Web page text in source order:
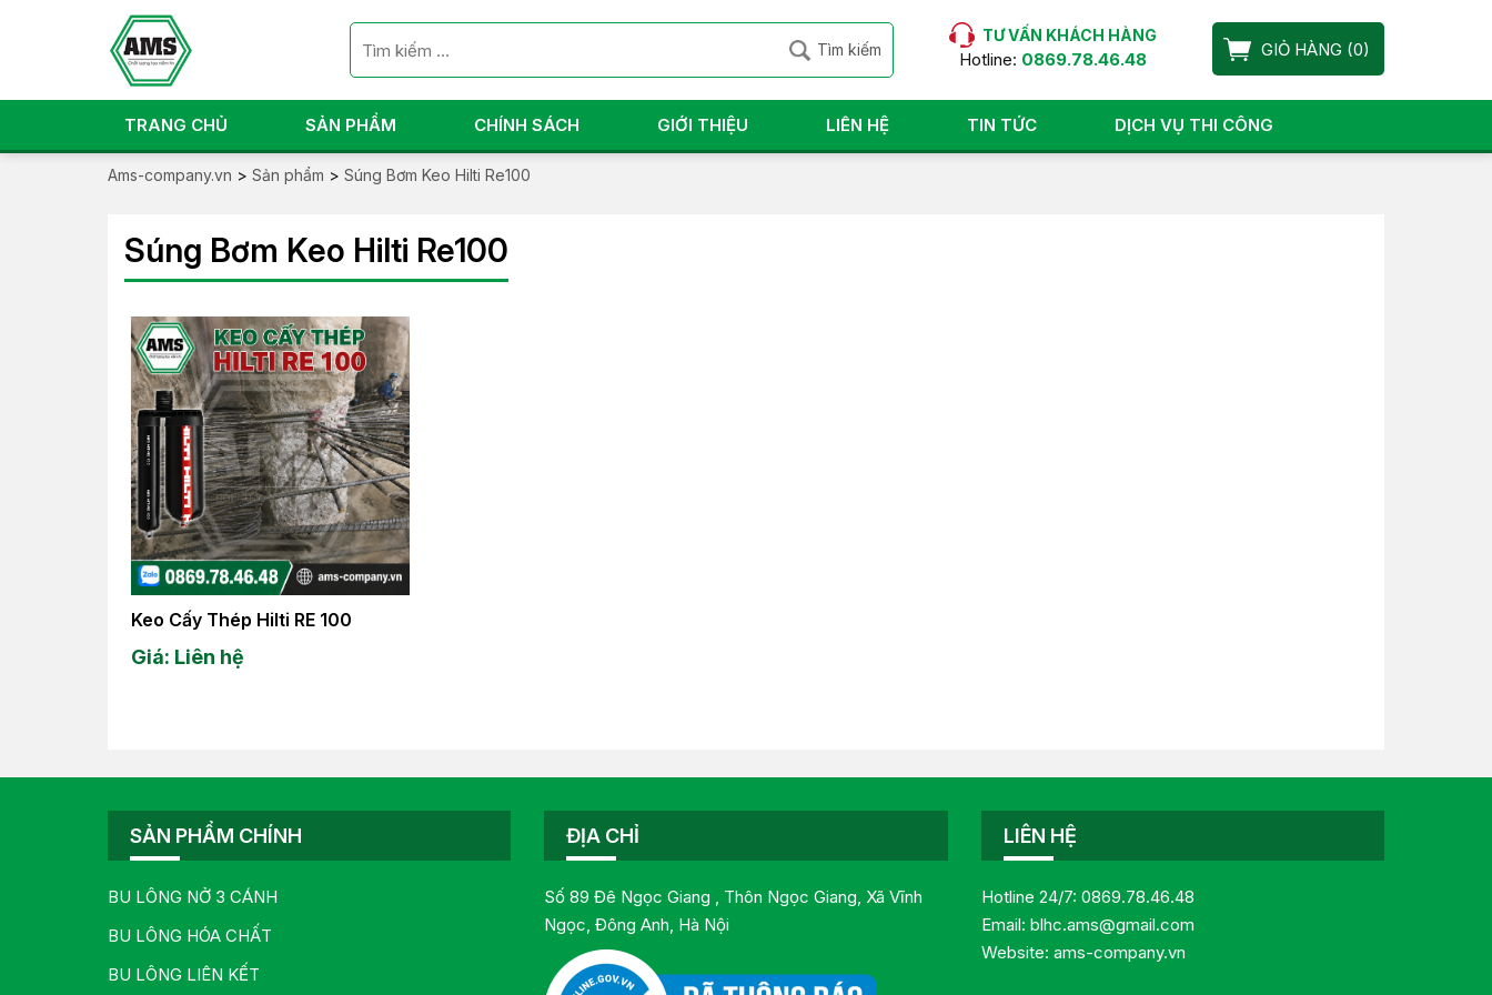
GIỎ HÀNG (0)
TƯ VẤN KHÁCH HÀNG
Hotline: 0869.78.46.48
TRANG CHỦ SẢN PHẨM CHÍNH SÁCH GIỚI THIỆU LIÊN HỆ TIN TỨC DỊCH VỤ THI CÔNG
Ams-company.vn > Sản phẩm > Súng Bơm Keo Hilti Re100
Súng Bơm Keo Hilti Re100
Keo Cấy Thép Hilti RE 100
Giá: Liên hệ
SẢN PHẨM CHÍNH
BU LÔNG NỞ 3 CÁNH
BU LÔNG HÓA CHẤT
BU LÔNG LIÊN KẾT
ĐỊA CHỈ
Số 89 Đê Ngọc Giang , Thôn Ngọc Giang, Xã Vĩnh
Ngọc, Đông Anh, Hà Nội
LIÊN HỆ
Hotline 24/7: 0869.78.46.48
Email: blhc.ams@gmail.com
Website: ams-company.vn